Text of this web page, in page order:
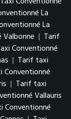
La
La
Valbonne | Tarif
Conventionné
| Tarif taxi
Conventionné
| Tarif taxi
Vallauris
Conventionné